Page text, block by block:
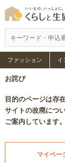
ファッション イ
お詫び
目的のページは存
サイトの改廃につ
ご案内しています。
マイペー